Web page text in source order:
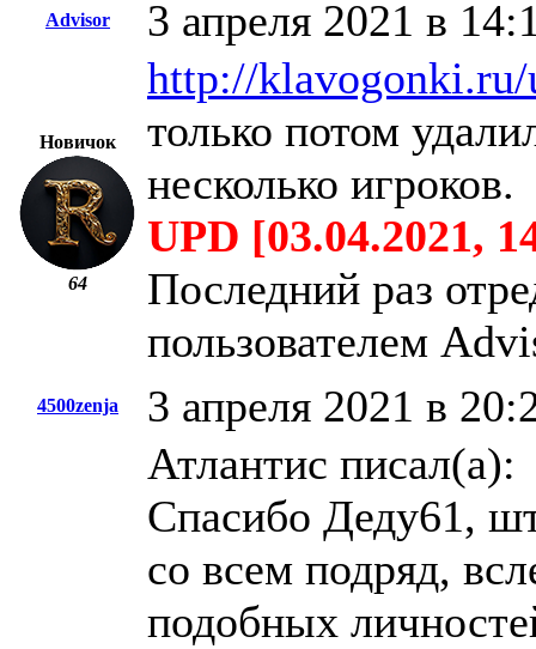
Advisor 3 апреля 2021 в
Новичок
64
http://klavogonki.ru/
только потом
несколько игроков.
UPD [03.04.2021,
Последний раз
пользователем
4500zenja 3 апреля 2021 в
Атлантис писал(а):
Спасибо Деду61,
со всем подряд,
подобных